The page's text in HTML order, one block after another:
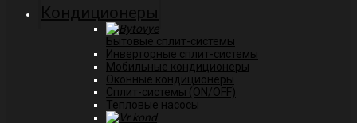
Кондиционеры
Бытовые сплит-системы
Инверторные сплит-системы
Мобильные кондиционеры
Оконные кондиционеры
Сплит-системы (ON/OFF)
Тепловые насосы